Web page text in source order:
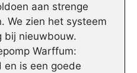
aan strenge
We zien het systeem
bij nieuwbouw.
Warffum:
en is een goede